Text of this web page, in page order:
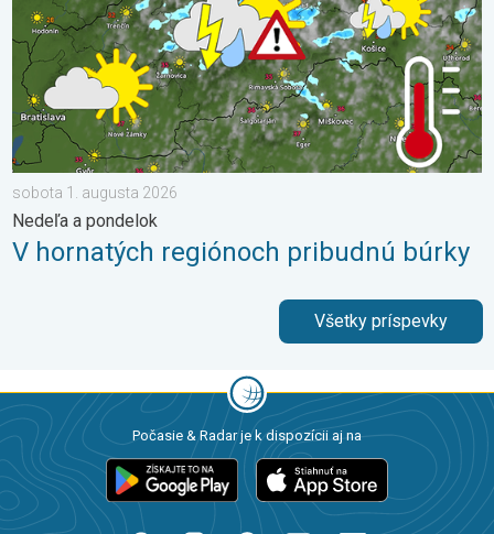
sobota 1. augusta 2026
Nedeľa a pondelok
V hornatých regiónoch pribudnú búrky
Všetky príspevky
Počasie & Radar je k dispozícii aj na